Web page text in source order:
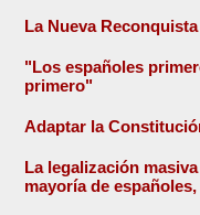
La Nueva
"Los españoles
primero"
Adaptar la
La legalización
mayoría de